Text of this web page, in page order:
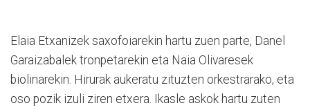
Elaia Etxanizek saxofoiarekin hartu zuen parte, Danel
Garaizabalek tronpetarekin eta Naia Olivaresek
biolinarekin. Hirurak aukeratu zituzten orkestrarako, eta
oso pozik izuli ziren etxera. Ikasle askok hartu zuten